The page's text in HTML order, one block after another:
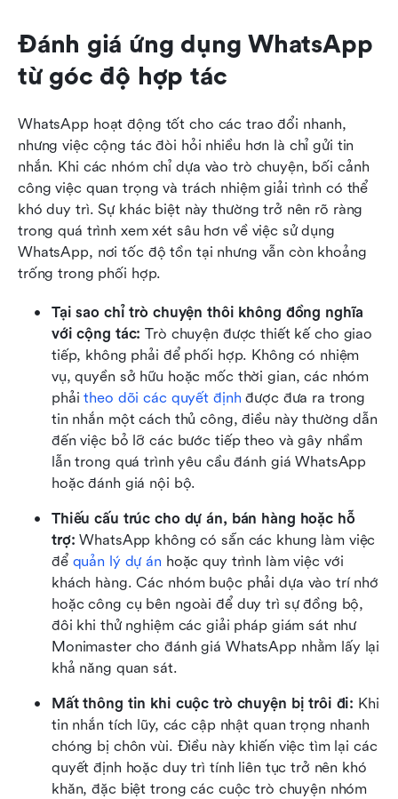
Đánh giá ứng dụng WhatsApp
từ góc độ hợp tác
WhatsApp hoạt động tốt cho các trao đổi nhanh,
nhưng việc cộng tác đòi hỏi nhiều hơn là chỉ gửi tin
nhắn. Khi các nhóm chỉ dựa vào trò chuyện, bối cảnh
công việc quan trọng và trách nhiệm giải trình có thể
khó duy trì. Sự khác biệt này thường trở nên rõ ràng
trong quá trình xem xét sâu hơn về việc sử dụng
WhatsApp, nơi tốc độ tồn tại nhưng vẫn còn khoảng
trống trong phối hợp.
Tại sao chỉ trò chuyện thôi không đồng nghĩa
với cộng tác: Trò chuyện được thiết kế cho giao
tiếp, không phải để phối hợp. Không có nhiệm
vụ, quyền sở hữu hoặc mốc thời gian, các nhóm
phải theo dõi các quyết định được đưa ra trong
tin nhắn một cách thủ công, điều này thường dẫn
đến việc bỏ lỡ các bước tiếp theo và gây nhầm
lẫn trong quá trình yêu cầu đánh giá WhatsApp
hoặc đánh giá nội bộ.
Thiếu cấu trúc cho dự án, bán hàng hoặc hỗ
trợ: WhatsApp không có sẵn các khung làm việc
để quản lý dự án hoặc quy trình làm việc với
khách hàng. Các nhóm buộc phải dựa vào trí nhớ
hoặc công cụ bên ngoài để duy trì sự đồng bộ,
đôi khi thử nghiệm các giải pháp giám sát như
Monimaster cho đánh giá WhatsApp nhằm lấy lại
khả năng quan sát.
Mất thông tin khi cuộc trò chuyện bị trôi đi: Khi
tin nhắn tích lũy, các cập nhật quan trọng nhanh
chóng bị chôn vùi. Điều này khiến việc tìm lại các
quyết định hoặc duy trì tính liên tục trở nên khó
khăn, đặc biệt trong các cuộc trò chuyện nhóm